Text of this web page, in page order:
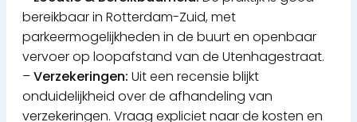
bereikbaar in Rotterdam-Zuid, met
parkeermogelijkheden in de buurt en openbaar
vervoer op loopafstand van de Utenhagestraat.
–Verzekeringen: Uit een recensie blijkt
onduidelijkheid over de afhandeling van
verzekeringen. Vraag expliciet naar de kosten en